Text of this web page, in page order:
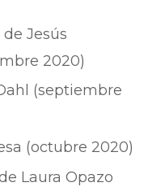
de Jesús
2020)
(septiembre
(octubre 2020)
Laura Opazo